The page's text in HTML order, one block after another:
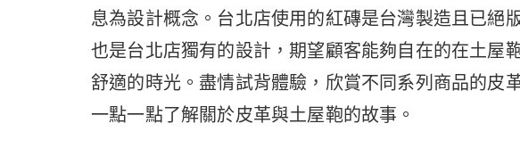
息為設計概念。台北店使用的紅磚是台灣製造且已絕
也是台北店獨有的設計，期望顧客能夠自在的在土屋
舒適的時光。盡情試背體驗，欣賞不同系列商品的皮
一點一點了解關於皮革與土屋鞄的故事。